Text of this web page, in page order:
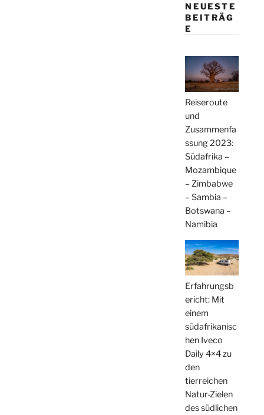
NEUESTE
BEITRÄG
E
Reiseroute
und
Zusammenfa
ssung 2023:
Südafrika –
Mozambique
– Zimbabwe
– Sambia –
Botswana –
Namibia
Erfahrungsb
ericht: Mit
einem
südafrikanisc
hen Iveco
Daily 4×4 zu
den
tierreichen
Natur-Zielen
des südlichen